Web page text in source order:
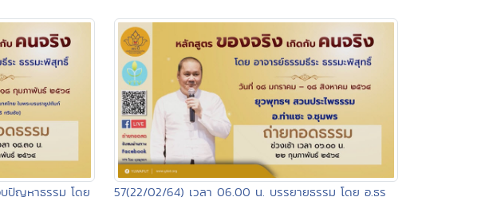
บปัญหาธรรม โดย
57(22/02/64) เวลา 06.00 น. บรรยายธรรม โดย อ.ธร